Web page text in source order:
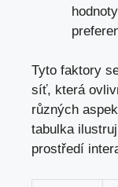
Tyto faktory
síť, která
různých
tabulka
prostředí